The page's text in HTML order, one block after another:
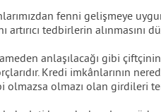
fenni gelişmeye
artırıcı tedbirlerin
anlaşılacağı gibi
Kredi imkânlarının
olmazsa olmazı olan girdileri